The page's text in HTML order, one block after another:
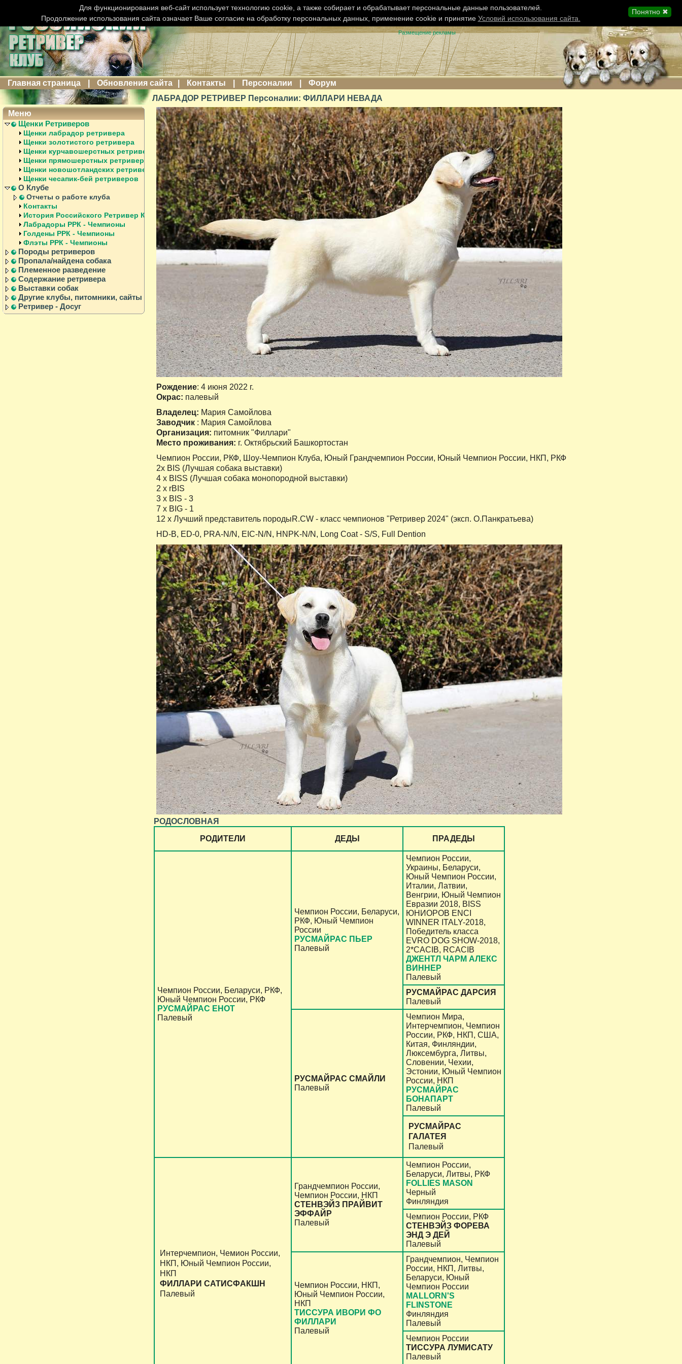
Размещение рекламы
Главная страница Обновления сайта Контакты Персоналии
Форум
ЛАБРАДОР РЕТРИВЕР Персоналии: ФИЛЛАРИ НЕВАДА
Рождение: 4 июня 2022 г.
Окрас: палевый
Владелец: Мария Самойлова
Заводчик : Мария Самойлова
Организация: питомник "Филлари"
Место проживания: г. Октябрьский Башкортостан
Чемпион России, РКФ, Шоу-Чемпион Клуба, Юный Грандчемпион России, Юный Чемпион России, НКП, РКФ
2x BIS (Лучшая собака выставки)
4 x BISS (Лучшая собака монопородной выставки)
2 x rBIS
3 x BIS - 3
7 x BIG - 1
12 х Лучший представитель породыR.CW - класс чемпионов "Ретривер 2024" (эксп. О.Панкратьева)
HD-В, ED-0, PRA-N/N, EIC-N/N, HNPK-N/N, Long Coat - S/S, Full Dention
РОДОСЛОВНАЯ
РОДИТЕЛИ
ДЕДЫ ПРАДЕДЫ
Чемпион России, Беларуси, РКФ,
Юный Чемпион России, РКФ
РУСМАЙРАС ЕНОТ
Палевый
Чемпион России, Беларуси,
РКФ, Юный Чемпион
России
РУСМАЙРАС ПЬЕР
Палевый
Чемпион России,
Украины, Беларуси,
Юный Чемпион России,
Италии, Латвии,
Венгрии, Юный Чемпион
Евразии 2018, BISS
ЮНИОРОВ ENCI
WINNER ITALY-2018,
Победитель класса
EVRO DOG SHOW-2018,
2*CACIB, RCACIB
ДЖЕНТЛ ЧАРМ АЛЕКС
ВИННЕР
Палевый
РУСМАЙРАС ДАРСИЯ
Палевый
РУСМАЙРАС СМАЙЛИ
Палевый
Чемпион Мира,
Интерчемпион, Чемпион
России, РКФ, НКП, США,
Китая, Финляндии,
Люксембурга, Литвы,
Словении, Чехии,
Эстонии, Юный Чемпион
России, НКП
РУСМАЙРАС
БОНАПАРТ
Палевый
РУСМАЙРАС
ГАЛАТЕЯ
Палевый
Интерчемпион, Чемион России,
НКП, Юный Чемпион России,
НКП
ФИЛЛАРИ САТИСФАКШН
Палевый
Грандчемпион России,
Чемпион России, НКП
СТЕНВЭЙЗ ПРАЙВИТ
ЭФФАЙР
Палевый
Чемпион России,
Беларуси, Литвы, РКФ
FOLLIES MASON
Черный
Финляндия
Чемпион России, РКФ
СТЕНВЭЙЗ ФОРЕВА
ЭНД Э ДЕЙ
Палевый
Чемпион России, НКП,
Юный Чемпион России,
НКП
ТИССУРА ИВОРИ ФО
ФИЛЛАРИ
Палевый
Грандчемпион, Чемпион
России, НКП, Литвы,
Беларуси, Юный
Чемпион России
MALLORN'S
FLINSTONE
Финляндия
Палевый
Чемпион России
ТИССУРА ЛУМИСАТУ
Палевый
Меню
Щенки Ретриверов
Щенки лабрадор ретривера
Щенки золотистого ретривера
Щенки курчавошерстных ретриверов
Щенки прямошерстных ретриверов
Щенки новошотландских ретриверов
Щенки чесапик-бей ретриверов
О Клубе
Отчеты о работе клуба
Контакты
История Российского Ретривер Клуба
Лабрадоры РРК - Чемпионы
Голдены РРК - Чемпионы
Флэты РРК - Чемпионы
Породы ретриверов
Пропала/найдена собака
Племенное разведение
Содержание ретривера
Выставки собак
Другие клубы, питомники, сайты
Ретривер - Досуг
Понятно ✖
Для функционирования веб-сайт использует технологию cookie, а также собирает и обрабатывает персональные данные пользователей.
Продолжение использования сайта означает Ваше согласие на обработку персональных данных, применение cookie и принятие Условий использования сайта.